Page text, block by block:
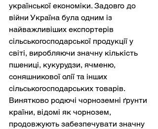
української економіки. Задовго до
війни Україна була одним із
найважливіших експортерів
сільськогосподарської продукції у
світі, виробляючи значну кількість
пшениці, кукурудзи, ячменю,
соняшникової олії та інших
сільськогосподарських товарів.
Винятково родючі чорноземні ґрунти
країни, відомі як чорнозем,
продовжують забезпечувати значну